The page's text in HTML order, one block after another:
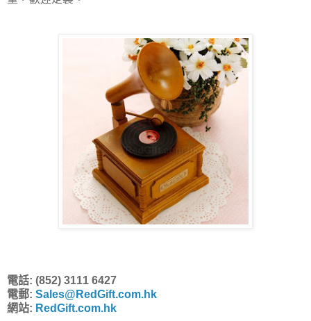
電話: (852) 3111 6427
電郵: Sales@RedGift.com.hk
網站: RedGift.com.hk